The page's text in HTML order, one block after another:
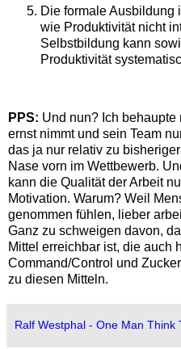
Die formale Ausbildung
wie Produktivität nicht
Selbstbildung kann
Produktivität
PPS: Und nun? Ich
ernst nimmt und sein Team
das ja nur relativ zu
Nase vorn im Wettbewerb.
kann die Qualität der Arbeit
Motivation. Warum? Weil
genommen fühlen, lieber
Ganz zu schweigen davon,
Mittel erreichbar ist, die auch
Command/Control und
zu diesen Mitteln.
Ralf Westphal - One Man Think